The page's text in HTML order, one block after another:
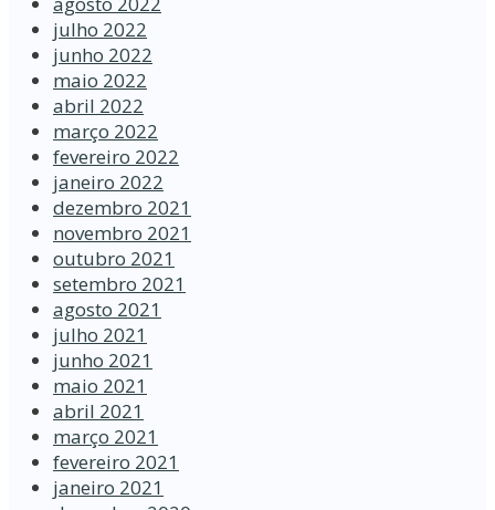
julho 2022
junho 2022
maio 2022
abril 2022
março 2022
fevereiro 2022
janeiro 2022
dezembro 2021
novembro 2021
outubro 2021
setembro 2021
agosto 2021
julho 2021
junho 2021
maio 2021
abril 2021
março 2021
fevereiro 2021
janeiro 2021